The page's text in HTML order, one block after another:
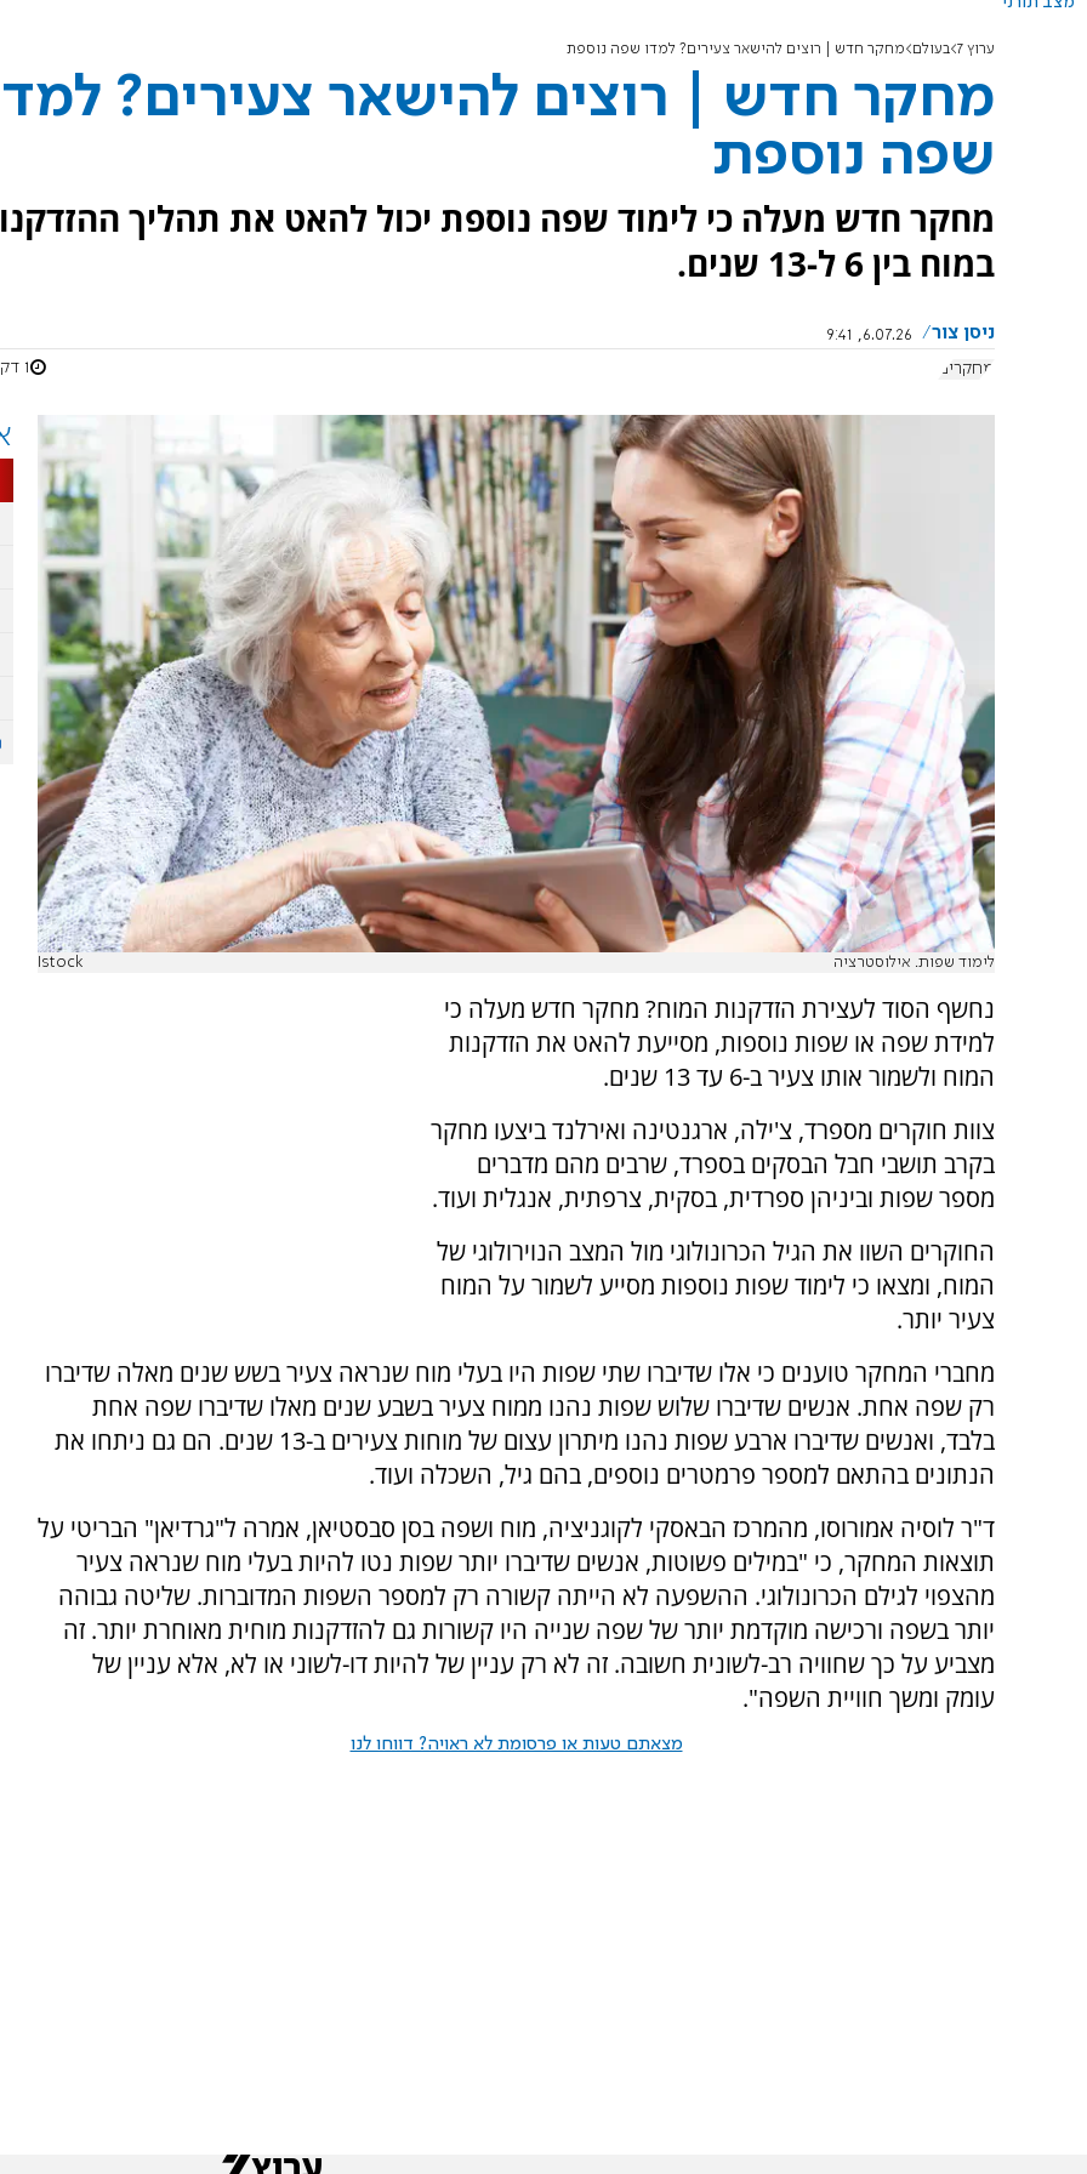
ערוץ 7 בעולם מחקר חדש | רוצים להישאר צעירים? למדו שפה נוספת
מחקר חדש | רוצים להישאר צעירים?
שפה נוספת
מחקר חדש מעלה כי לימוד שפה נוספת יכול להאט את תהליך
במוח בין 6 ל-13 שנים.
ניסן צור
6.07.26, 9:41
מחקרים
1 דקות
לימוד שפות. אילוסטרציה Istock
נחשף הסוד לעצירת הזדקנות המוח? מחקר חדש מעלה כי
למידת שפה או שפות נוספות, מסייעת להאט את הזדקנות
המוח ולשמור אותו צעיר ב-6 עד 13 שנים.
צוות חוקרים מספרד, צ'ילה, ארגנטינה ואירלנד ביצעו מחקר
בקרב תושבי חבל הבסקים בספרד, שרבים מהם מדברים
מספר שפות וביניהן ספרדית, בסקית, צרפתית, אנגלית ועוד.
החוקרים השוו את הגיל הכרונולוגי מול המצב הנוירולוגי של
המוח, ומצאו כי לימוד שפות נוספות מסייע לשמור על המוח
צעיר יותר.
מחברי המחקר טוענים כי אלו שדיברו שתי שפות היו בעלי מוח שנראה צעיר בשש שנים מאלה שדיברו
רק שפה אחת. אנשים שדיברו שלוש שפות נהנו ממוח צעיר בשבע שנים מאלו שדיברו שפה אחת
בלבד, ואנשים שדיברו ארבע שפות נהנו מיתרון עצום של מוחות צעירים ב-13 שנים. הם גם ניתחו את
הנתונים בהתאם למספר פרמטרים נוספים, בהם גיל, השכלה ועוד.
ד"ר לוסיה אמורוסו, מהמרכז הבאסקי לקוגניציה, מוח ושפה בסן סבסטיאן, אמרה ל"גרדיאן" הבריטי על
תוצאות המחקר, כי "במילים פשוטות, אנשים שדיברו יותר שפות נטו להיות בעלי מוח שנראה צעיר
מהצפוי לגילם הכרונולוגי. ההשפעה לא הייתה קשורה רק למספר השפות המדוברות. שליטה גבוהה
יותר בשפה ורכישה מוקדמת יותר של שפה שנייה היו קשורות גם להזדקנות מוחית מאוחרת יותר. זה
מצביע על כך שחוויה רב-לשונית חשובה. זה לא רק עניין של להיות דו-לשוני או לא, אלא עניין של
עומק ומשך חוויית השפה".
מצאתם טעות או פרסומת לא ראויה? דווחו לנו